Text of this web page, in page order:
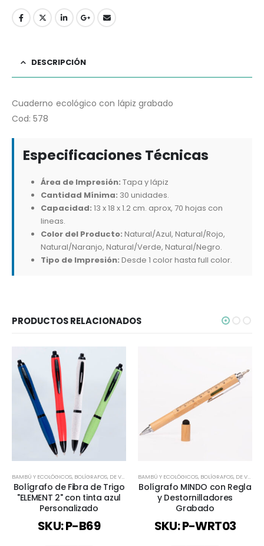
DESCRIPCIÓN
Cuaderno ecológico con lápiz grabado
Cod: 578
Especificaciones Técnicas
Área de Impresión: Tapa y lápiz
Cantidad Mínima: 30 unidades.
Capacidad: 13 x 18 x 1.2 cm. aprox, 70 hojas con
lineas.
Color del Producto: Natural/Azul, Natural/Rojo,
Natural/Naranjo, Natural/Verde, Natural/Negro.
Tipo de Impresión: Desde 1 color hasta full color.
PRODUCTOS RELACIONADOS
BAMBÚ Y ECOLÓGICOS, BOLÍGRAFOS, DE VUELTA AL COLEGIO ,ECOLÓGICOS Y SUSTENTABLES,
Bolígrafo de Fibra de Trigo
"ELEMENT 2" con tinta azul
Personalizado
SKU: P-B69
BAMBÚ Y ECOLÓGICOS, BOLÍGRAFOS, DE VUELTA AL COLEGIO
Bolígrafo MINDO con Regla
y Destornilladores
Grabado
SKU: P-WRT03